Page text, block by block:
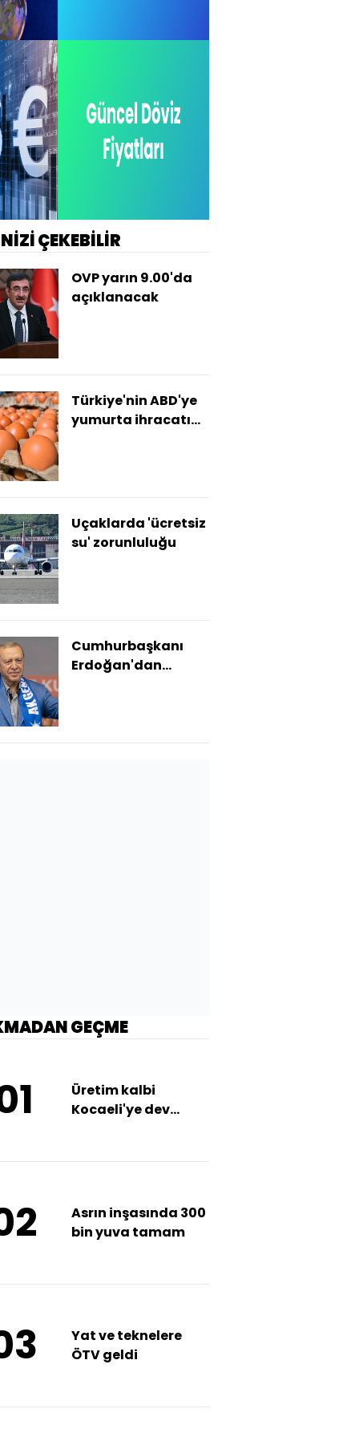
ÇEKEBİLİR
OVP yarın 9.00'da
açıklanacak
Türkiye'nin ABD'ye
yumurta ihracatı
Uçaklarda 'ücretsiz
su' zorunluluğu
Cumhurbaşkanı
Erdoğan'dan
GEÇME
Üretim kalbi
Kocaeli'ye dev
Asrın inşasında 300
bin yuva tamam
Yat ve teknelere
ÖTV geldi